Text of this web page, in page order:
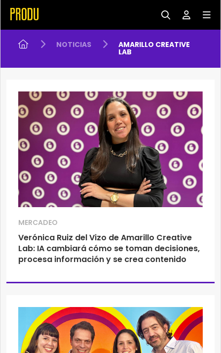
NOTICIAS AMARILLO CREATIVE
LAB
MERCADEO
Verónica Ruiz del Vizo de Amarillo Creative
Lab: IA cambiará cómo se toman decisiones,
procesa información y se crea contenido